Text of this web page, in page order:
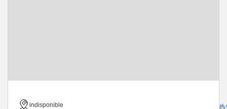
indisponible